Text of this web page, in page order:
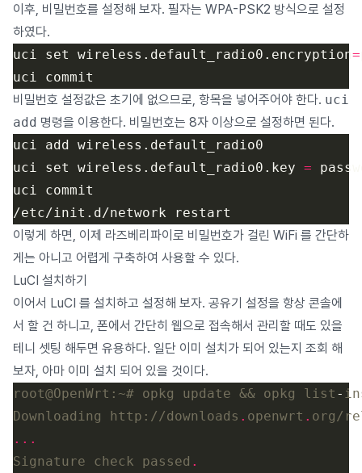
이후, 비밀번호를 설정해 보자. 필자는 WPA-PSK2 방식으로 설정
하였다.
uci set wireless.default_radio0.encryption =
비밀번호 설정값은 초기에 없으므로, 항목을 넣어주어야 한다. uci
add 명령을 이용한다. 비밀번호는 8자 이상으로 설정하면 된다.
uci set wireless.default_radio0.key =
이렇게 하면, 이제 라즈베리파이로 비밀번호가 걸린 WiFi 를 간단하
게는 아니고 어렵게 구축하여 사용할 수 있다.
LuCI 설치하기
이어서 LuCI 를 설치하고 설정해 보자. 공유기 설정을 항상 콘솔에
서 할 건 하니고, 폰에서 간단히 웹으로 접속해서 관리할 때도 있을
테니 셋팅 해두면 유용하다. 일단 이미 설치가 되어 있는지 조회 해
보자, 아마 이미 설치 되어 있을 것이다.
root@OpenWrt:~# opkg update && opkg list -
Downloading http://downloads . openwrt . org/
...
Signature check passed .